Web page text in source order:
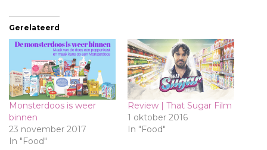
Gerelateerd
Monsterdoos is weer
binnen
23 november 2017
In "Food"
Review | That Sugar Film
1 oktober 2016
In "Food"